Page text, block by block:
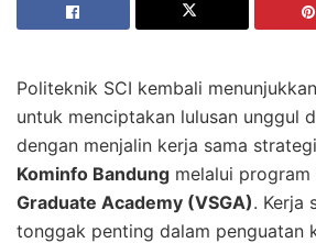
Politeknik SCI kembali
untuk menciptakan lulusan unggul
dengan menjalin kerja sama
Kominfo Bandung melalui program
Graduate Academy (VSGA). Kerja
tonggak penting dalam penguatan